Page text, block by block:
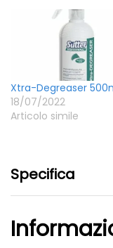
Xtra-Degreaser
18/07/2022
Articolo simile
Specifica